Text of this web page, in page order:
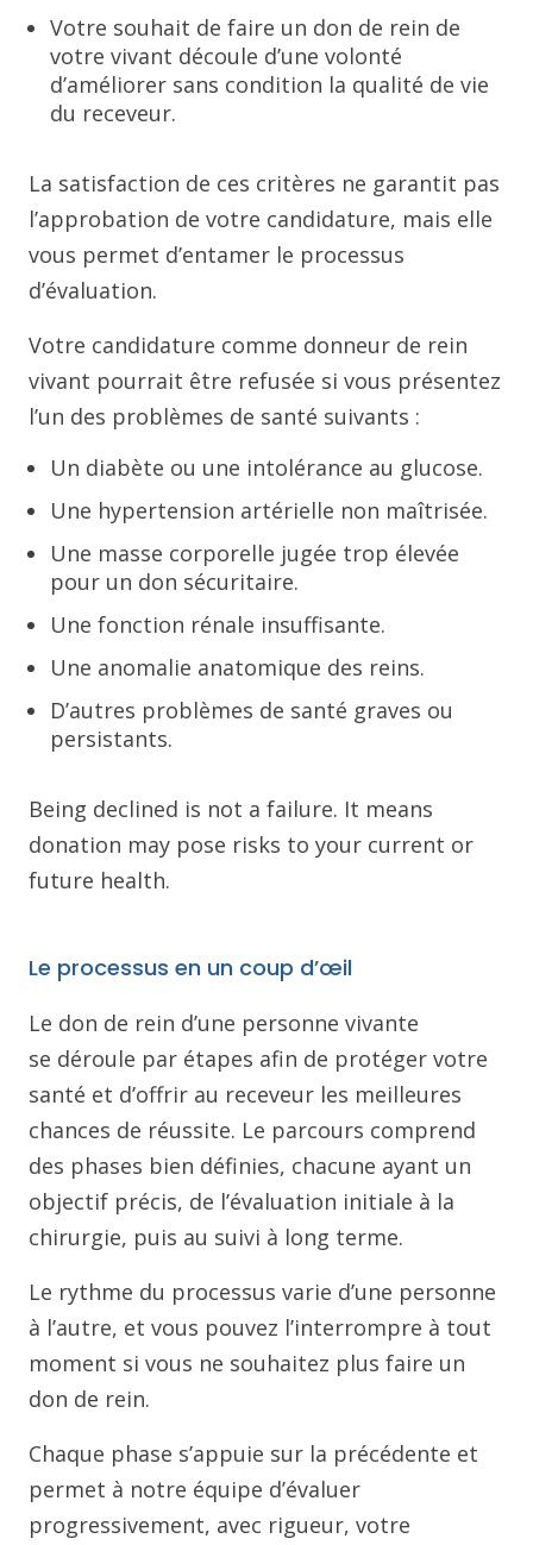
Votre souhait de faire un don de rein de
votre vivant découle d’une volonté
d’améliorer sans condition la qualité de vie
du receveur.
La satisfaction de ces critères ne garantit pas
l’approbation de votre candidature, mais elle
vous permet d’entamer le processus
d’évaluation.
Votre candidature comme donneur de rein
vivant pourrait être refusée si vous présentez
l’un des problèmes de santé suivants :
Un diabète ou une intolérance au glucose.
Une hypertension artérielle non maîtrisée.
Une masse corporelle jugée trop élevée
pour un don sécuritaire.
Une fonction rénale insuffisante.
Une anomalie anatomique des reins.
D’autres problèmes de santé graves ou
persistants.
Being declined is not a failure. It means
donation may pose risks to your current or
future health.
Le processus en un coup d’œil
Le don de rein d’une personne vivante
se déroule par étapes afin de protéger votre
santé et d’offrir au receveur les meilleures
chances de réussite. Le parcours comprend
des phases bien définies, chacune ayant un
objectif précis, de l’évaluation initiale à la
chirurgie, puis au suivi à long terme.
Le rythme du processus varie d’une personne
à l’autre, et vous pouvez l’interrompre à tout
moment si vous ne souhaitez plus faire un
don de rein.
Chaque phase s’appuie sur la précédente et
permet à notre équipe d’évaluer
progressivement, avec rigueur, votre